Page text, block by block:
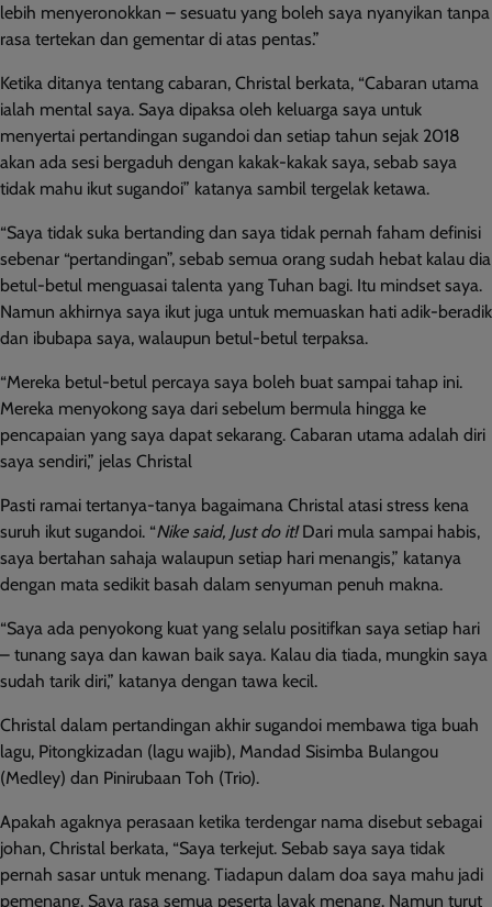
lebih menyeronokkan – sesuatu yang boleh saya nyanyikan tanpa
rasa tertekan dan gementar di atas pentas.”
Ketika ditanya tentang cabaran, Christal berkata, “Cabaran utama
ialah mental saya. Saya dipaksa oleh keluarga saya untuk
menyertai pertandingan sugandoi dan setiap tahun sejak 2018
akan ada sesi bergaduh dengan kakak-kakak saya, sebab saya
tidak mahu ikut sugandoi” katanya sambil tergelak ketawa.
“Saya tidak suka bertanding dan saya tidak pernah faham definisi
sebenar “pertandingan”, sebab semua orang sudah hebat kalau dia
betul-betul menguasai talenta yang Tuhan bagi. Itu mindset saya.
Namun akhirnya saya ikut juga untuk memuaskan hati adik-beradik
dan ibubapa saya, walaupun betul-betul terpaksa.
“Mereka betul-betul percaya saya boleh buat sampai tahap ini.
Mereka menyokong saya dari sebelum bermula hingga ke
pencapaian yang saya dapat sekarang. Cabaran utama adalah diri
saya sendiri,” jelas Christal
Pasti ramai tertanya-tanya bagaimana Christal atasi stress kena
suruh ikut sugandoi. “Nike said, Just do it!Dari mula sampai habis,
saya bertahan sahaja walaupun setiap hari menangis,” katanya
dengan mata sedikit basah dalam senyuman penuh makna.
“Saya ada penyokong kuat yang selalu positifkan saya setiap hari
– tunang saya dan kawan baik saya. Kalau dia tiada, mungkin saya
sudah tarik diri,” katanya dengan tawa kecil.
Christal dalam pertandingan akhir sugandoi membawa tiga buah
lagu, Pitongkizadan (lagu wajib), Mandad Sisimba Bulangou
(Medley) dan Pinirubaan Toh (Trio).
Apakah agaknya perasaan ketika terdengar nama disebut sebagai
johan, Christal berkata, “Saya terkejut. Sebab saya saya tidak
pernah sasar untuk menang. Tiadapun dalam doa saya mahu jadi
pemenang. Saya rasa semua peserta layak menang. Namun turut